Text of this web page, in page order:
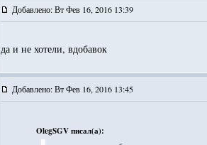
Добавлено: Вт Фев 16, 2016 13:39
да и не хотели, вдобавок
Добавлено: Вт Фев 16, 2016 13:45
OlegSGV писал(а):